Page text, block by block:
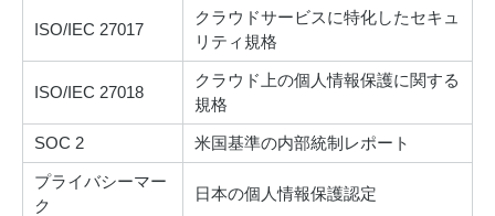
ISO/IEC 27017
クラウドサービスに特化したセキュ
リティ規格
ISO/IEC 27018
クラウド上の個人情報保護に関する
規格
SOC 2 米国基準の内部統制レポート
プライバシーマー
ク
日本の個人情報保護認定